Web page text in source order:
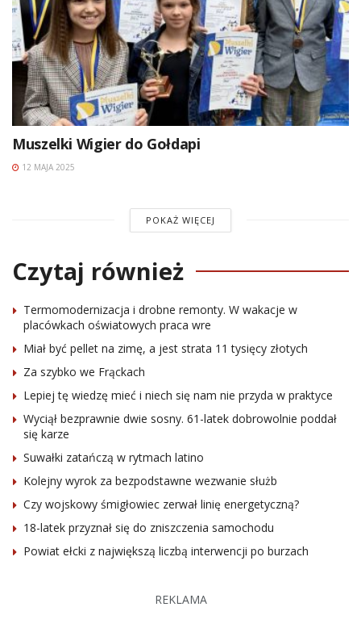
Muszelki Wigier do Gołdapi
12 MAJA 2025
POKAŻ WIĘCEJ
Czytaj również
Termomodernizacja i drobne remonty. W wakacje w
placówkach oświatowych praca wre
Miał być pellet na zimę, a jest strata 11 tysięcy złotych
Za szybko we Frąckach
Lepiej tę wiedzę mieć i niech się nam nie przyda w praktyce
Wyciął bezprawnie dwie sosny. 61-latek dobrowolnie poddał
się karze
Suwałki zatańczą w rytmach latino
Kolejny wyrok za bezpodstawne wezwanie służb
Czy wojskowy śmigłowiec zerwał linię energetyczną?
18-latek przyznał się do zniszczenia samochodu
Powiat ełcki z największą liczbą interwencji po burzach
REKLAMA